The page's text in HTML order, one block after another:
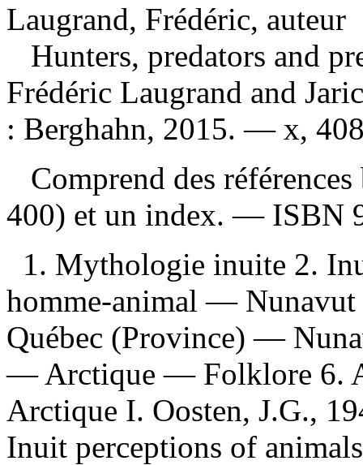
Laugrand, Frédéric, auteur
Hunters, predators and
Frédéric Laugrand and
: Berghahn, 2015. — x,
Comprend des
400) et un index. — ISBN
1. Mythologie inuite 2.
homme-animal —
Québec (Province) —
— Arctique — Folklore 6.
Arctique I. Oosten, J.G.,
Inuit perceptions of animals